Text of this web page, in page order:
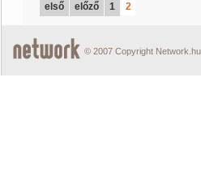
első előző 1 2
© 2007 Copyright